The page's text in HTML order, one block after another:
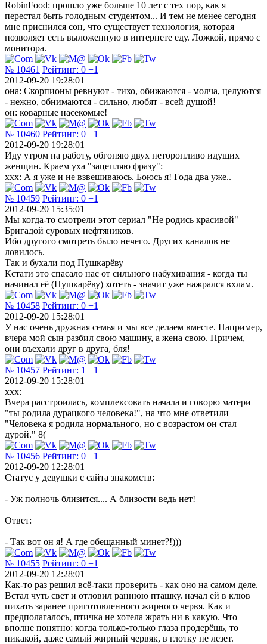
RobinFood: прошло уже больше 10 лет с тех пор, как я
перестал быть голодным студентом... И тем не менее сегодня
мне приснился сон, что существует технология, которая
позволяет есть выложенную в интернете еду. Ложкой, прямо с
монитора.
№ 10461 Рейтинг: 0 +1
2012-09-20 19:28:01
она: Скорпионы ревнуют - тихо, обижаются - молча, целуются
- нежно, обнимаются - сильно, любят - всей душой!
он: коварные насекомые!
№ 10460 Рейтинг: 0 +1
2012-09-20 19:28:01
Иду утром на работу, обгоняю двух неторопливо идущих
женщин. Краем уха "зацепляю фразу":
xxx: А я уже и не взвешиваюсь. Боюсь я! Года два уже..
№ 10459 Рейтинг: 0 +1
2012-09-20 15:35:01
Мы когда-то смотрели этот сериал "Не родись красивой"
Бригадой суровых нефтяников.
Ибо другого смотреть было нечего. Других каналов не
ловилось.
Так и бухали под Пушкарёву
Кстати это спасало нас от сильного набухивания - когда ты
начинал её (Пушкарёву) хотеть - значит уже нажрался вхлам.
№ 10458 Рейтинг: 0 +1
2012-09-20 15:28:01
У нас очень дружная семья и мы все делаем вместе. Например,
вчера мой сын разбил свою машину, а жена свою. Причем,
они въехали друг в друга, бля!
№ 10457 Рейтинг: 1 +1
2012-09-20 15:28:01
xxx:
Вчера расстроилась, комплексовать начала и говорю матери
"ты родила дурацкого человека!", на что мне ответили
"Человека я родила нормального, но с возрастом он стал
дурой." 8(
№ 10456 Рейтинг: 0 +1
2012-09-20 12:28:01
Статус у девушки с сайта знакомств:
- Уж полночь близится.... А близости ведь нет!
Ответ:
- Так вот он я! А где обещанный минет?!)))
№ 10455 Рейтинг: 0 +1
2012-09-20 12:28:01
Как-то раз решил всё-таки проверить - как оно на самом деле.
Встал чуть свет и отловил раннюю пташку. начал ей в клюв
пихать заранее приготовленного жирного червя. Как и
предполагалось, птичка не хотела жрать ни в какую. Что
вполне понятно: когда только-только глаза продерёшь, то
никакой, даже самый жирный червяк, в глотку не лезет.